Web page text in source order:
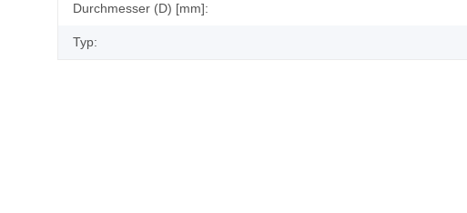
Durchmesser (D) [mm]:
Typ: